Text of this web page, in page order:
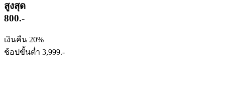
สูงสุด
800.-
เงินคืน 20%
ช้อปขั้นต่ำ 3,999.-